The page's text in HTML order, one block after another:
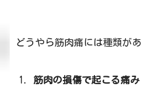
どうやら筋肉痛には種類が
筋肉の損傷で起こる痛み